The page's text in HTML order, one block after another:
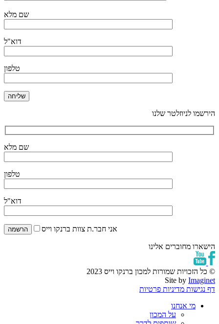
שם מלא
דוא"ל
טלפון
הירשמו לניוזלטר שלנו
שם מלא
טלפון
דוא"ל
אני חבר.ת צוות ברנקו וייס
הישארו מחוברים אלינו
© כל הזכויות שמורות למכון ברנקו וייס 2023
Site by Imaginet
דף נגישות מדיניות פרטיות
מי אנחנו
על המכון